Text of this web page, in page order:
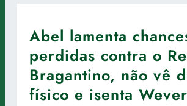
Abel lamenta
perdidas contra o
Bragantino, não vê
físico e isenta